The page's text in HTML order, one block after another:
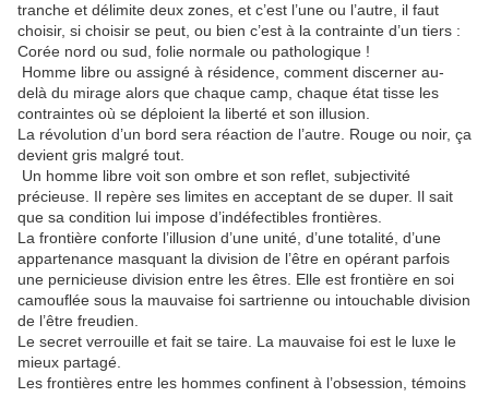
tranche et délimite deux zones, et c’est l’une ou l’autre, il faut
choisir, si choisir se peut, ou bien c’est à la contrainte d’un tiers :
Corée nord ou sud, folie normale ou pathologique !
Homme libre ou assigné à résidence, comment discerner au-
delà du mirage alors que chaque camp, chaque état tisse les
contraintes où se déploient la liberté et son illusion.
La révolution d’un bord sera réaction de l’autre. Rouge ou noir, ça
devient gris malgré tout.
Un homme libre voit son ombre et son reflet, subjectivité
précieuse. Il repère ses limites en acceptant de se duper. Il sait
que sa condition lui impose d’indéfectibles frontières.
La frontière conforte l’illusion d’une unité, d’une totalité, d’une
appartenance masquant la division de l’être en opérant parfois
une pernicieuse division entre les êtres. Elle est frontière en soi
camouflée sous la mauvaise foi sartrienne ou intouchable division
de l’être freudien.
Le secret verrouille et fait se taire. La mauvaise foi est le luxe le
mieux partagé.
Les frontières entre les hommes confinent à l’obsession, témoins